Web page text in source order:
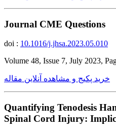
Journal CME Questions
doi : 10.1016/j.jhsa.2023.05.010
Volume 48, Issue 7, July 2023,
خرید پکیج و مشاهده آنلاین مقاله
Quantifying Tenodesis
Spinal Cord Injury: